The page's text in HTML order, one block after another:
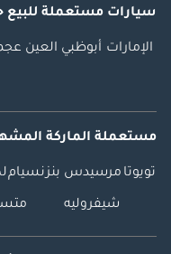
سيارات مستعملة للبيع
الإمارات أبوظبي العين
مستعملة الماركة
تويوتا مرسيدس بنزنسيام
شيفروليه